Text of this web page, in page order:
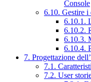
Console
6.10. Gestire i
6.10.1.
6.10.2.
6.10.3.
6.10.4.
7. Progettazione
7.1.
7.2. User